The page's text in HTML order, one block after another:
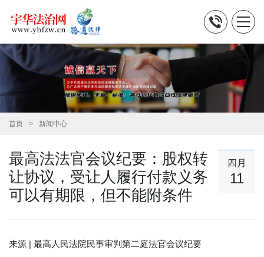
首页 新闻中心
最高法法官会议纪要：股权转
让协议，受让人履行付款义务
可以有期限，但不能附条件
四月
11
来源 | 最高人民法院民事审判第二庭法官会议纪要